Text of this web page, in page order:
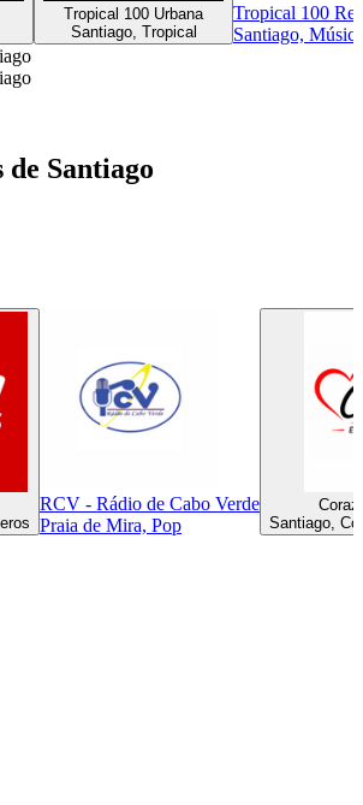
Tropical 100 Urbana
Santiago, Tropical
Tropical 100
Santiago,
de Santiago
RCV - Rádio de Cabo Verde
Praia de Mira, Pop
Santiago,